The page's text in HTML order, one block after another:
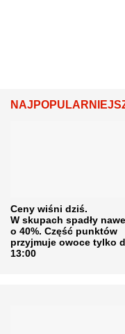
Ceny wiśni dziś.
W skupach spadły
o 40%. Część punktów
przyjmuje owoce tylko
13:00